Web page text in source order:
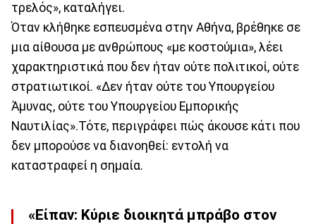
τρελός», καταλήγει.
Όταν κλήθηκε εσπευσμένα στην Αθήνα, βρέθηκε σε
μια αίθουσα με ανθρώπους «με κοστούμια», λέει
χαρακτηριστικά που δεν ήταν ούτε πολιτικοί, ούτε
στρατιωτικοί. «Δεν ήταν ούτε του Υπουργείου
Άμυνας, ούτε του Υπουργείου Εμπορικής
Ναυτιλίας».Τότε, περιγράφει πώς άκουσε κάτι που
δεν μπορούσε να διανοηθεί: εντολή να
καταστραφεί η σημαία.
«Είπαν: Κύριε διοικητά μπράβο στον